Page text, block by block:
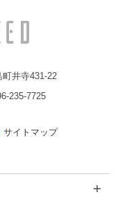
井寺431-22
235-7725
サイトマップ